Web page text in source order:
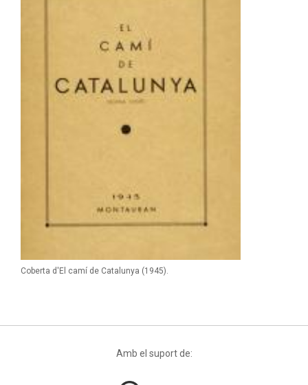
Coberta d'El camí de Catalunya (1945).
Amb el suport de: